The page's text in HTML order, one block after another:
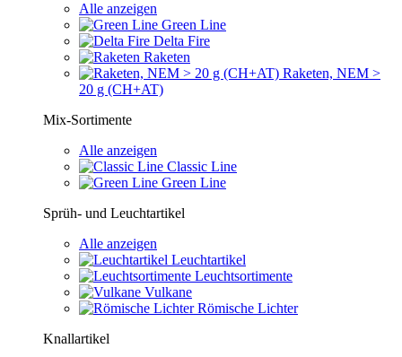
Alle anzeigen
Green Line
Delta Fire
Raketen
Raketen, NEM >
20 g (CH+AT)
Mix-Sortimente
Alle anzeigen
Classic Line
Green Line
Sprüh- und Leuchtartikel
Alle anzeigen
Leuchtartikel
Leuchtsortimente
Vulkane
Römische Lichter
Knallartikel